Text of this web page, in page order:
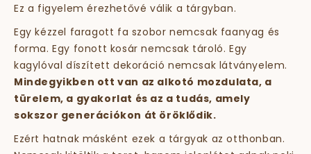
Ez a figyelem érezhetővé válik a tárgyban.
Egy kézzel faragott fa szobor nemcsak faanyag és
forma. Egy fonott kosár nemcsak tároló. Egy
kagylóval díszített dekoráció nemcsak látványelem.
Mindegyikben ott van az alkotó mozdulata, a
türelem, a gyakorlat és az a tudás, amely
sokszor generációkon át öröklődik.
Ezért hatnak másként ezek a tárgyak az otthonban.